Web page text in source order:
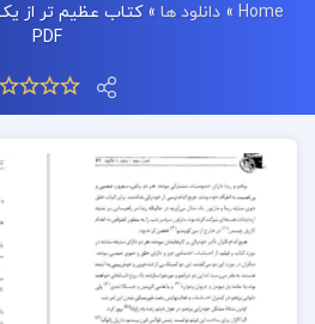
Home
» دانلود ها »کتاب عظیم تر از یک
PDF